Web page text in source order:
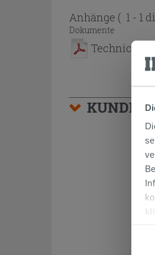
Anhänge ( 1 - 1
Dokumente
Technical
KUNDEN,